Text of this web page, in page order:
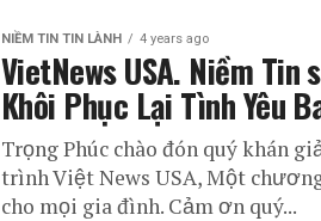
NIỀM TIN TIN LÀNH 4 years ago
VietNews USA. Niềm Tin
Khôi Phục Lại Tình Yêu
Trọng Phúc chào đón quý khán
trình Việt News USA, Một
cho mọi gia đình. Cảm ơn quý...